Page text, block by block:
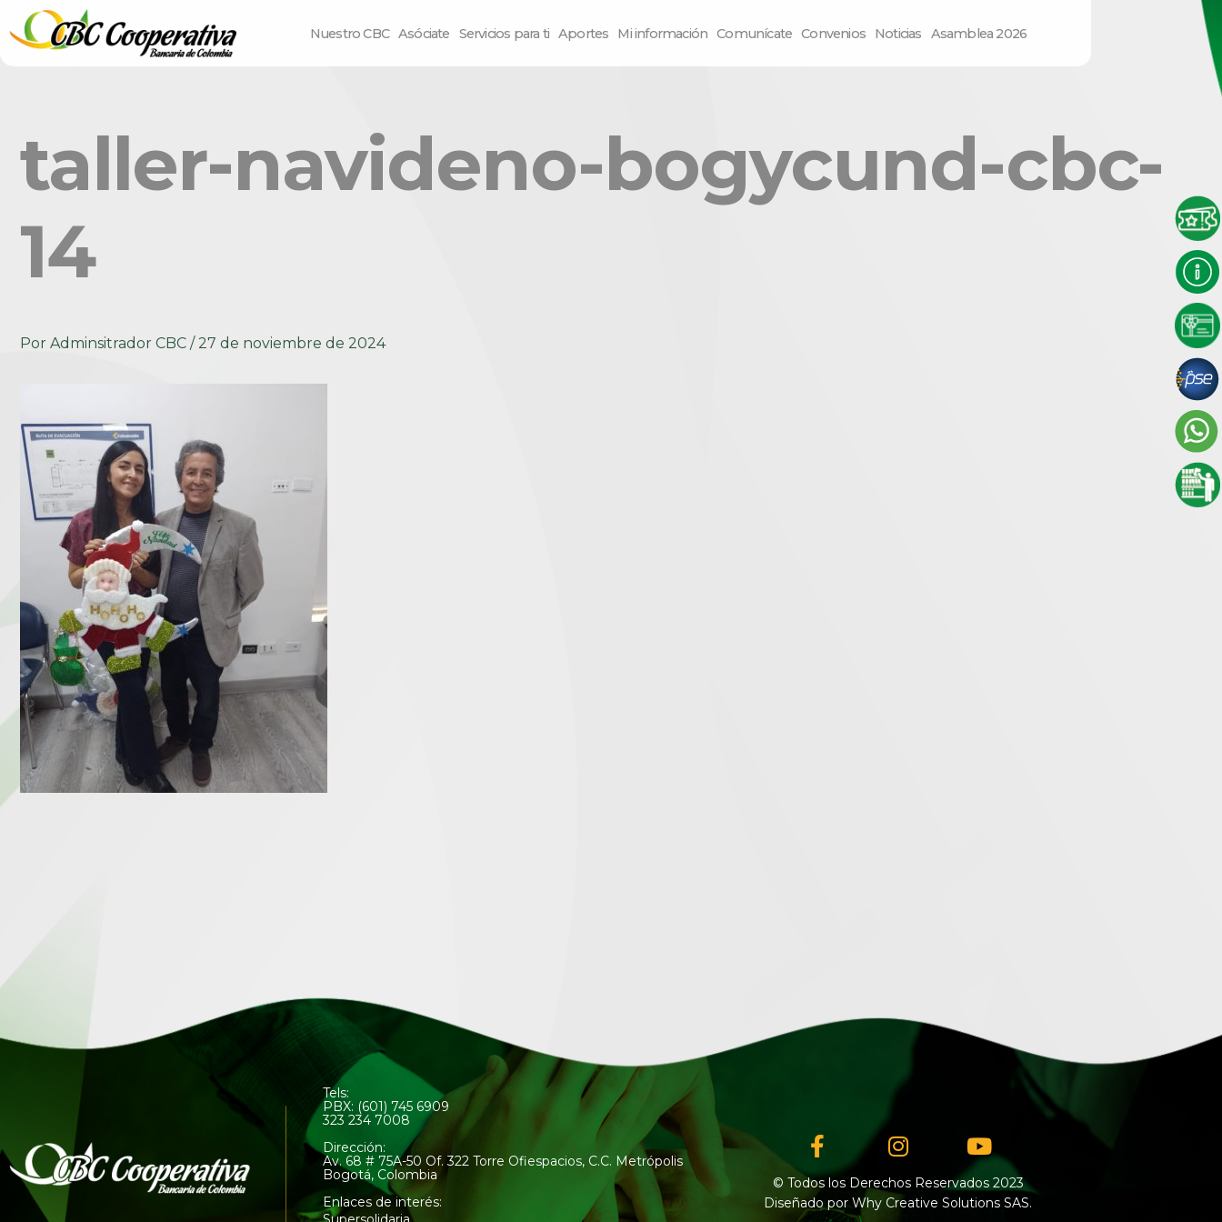
Nuestro CBC Asóciate Servicios para ti Aportes Mi información Comunícate Convenios Noticias Asamblea 2026
taller-navideno-bogycund-cbc-
14
Por Adminsitrador CBC / 27 de noviembre de 2024
Tels:
PBX: (601) 745 6909
323 234 7008
Dirección:
Av. 68 # 75A-50 Of. 322 Torre Ofiespacios, C.C. Metrópolis
Bogotá, Colombia
Enlaces de interés:
Facebook-
f
InstagramYoutube
© Todos los Derechos Reservados 2023
Diseñado por Why Creative Solutions SAS.